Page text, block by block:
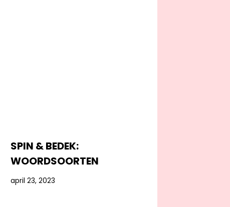
SPIN & BEDEK:
WOORDSOORTEN
april 23, 2023